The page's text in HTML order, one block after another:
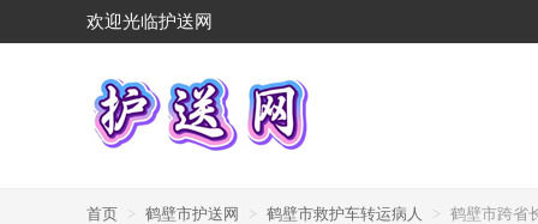
欢迎光临护送网
首页 > 鹤壁市护送网 > 鹤壁市救护车转运病人 > 鹤壁市跨省